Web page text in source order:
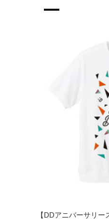
【DDアニバーサリー